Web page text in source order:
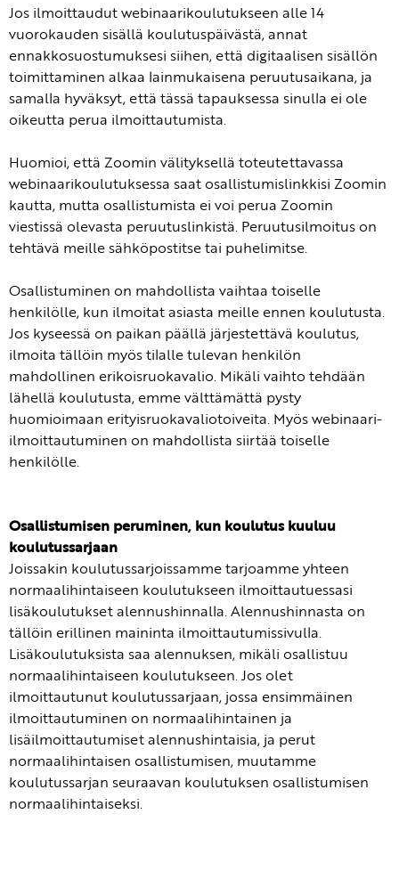
Jos ilmoittaudut webinaarikoulutukseen alle 14
vuorokauden sisällä koulutuspäivästä, annat
ennakkosuostumuksesi siihen, että digitaalisen sisällön
toimittaminen alkaa lainmukaisena peruutusaikana, ja
samalla hyväksyt, että tässä tapauksessa sinulla ei ole
oikeutta perua ilmoittautumista.
Huomioi, että Zoomin välityksellä toteutettavassa
webinaarikoulutuksessa saat osallistumislinkkisi Zoomin
kautta, mutta osallistumista ei voi perua Zoomin
viestissä olevasta peruutuslinkistä. Peruutusilmoitus on
tehtävä meille sähköpostitse tai puhelimitse.
Osallistuminen on mahdollista vaihtaa toiselle
henkilölle, kun ilmoitat asiasta meille ennen koulutusta.
Jos kyseessä on paikan päällä järjestettävä koulutus,
ilmoita tällöin myös tilalle tulevan henkilön
mahdollinen erikoisruokavalio. Mikäli vaihto tehdään
lähellä koulutusta, emme välttämättä pysty
huomioimaan erityisruokavaliotoiveita. Myös webinaari-
ilmoittautuminen on mahdollista siirtää toiselle
henkilölle.
Osallistumisen peruminen, kun koulutus kuuluu
koulutussarjaan
Joissakin koulutussarjoissamme tarjoamme yhteen
normaalihintaiseen koulutukseen ilmoittautuessasi
lisäkoulutukset alennushinnalla. Alennushinnasta on
tällöin erillinen maininta ilmoittautumissivulla.
Lisäkoulutuksista saa alennuksen, mikäli osallistuu
normaalihintaiseen koulutukseen. Jos olet
ilmoittautunut koulutussarjaan, jossa ensimmäinen
ilmoittautuminen on normaalihintainen ja
lisäilmoittautumiset alennushintaisia, ja perut
normaalihintaisen osallistumisen, muutamme
koulutussarjan seuraavan koulutuksen osallistumisen
normaalihintaiseksi.